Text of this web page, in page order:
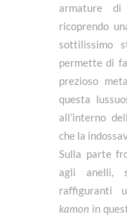
armature
ricoprendo
sottilissimo
permette di
prezioso
questa
all’interno
che la
Sulla parte
agli anelli,
raffiguranti
kamon in